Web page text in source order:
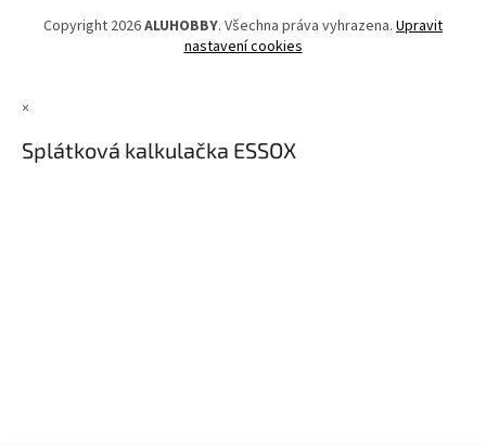
Copyright 2026ALUHOBBY. Všechna práva vyhrazena. Upravit
nastavení cookies
×
Splátková kalkulačka ESSOX